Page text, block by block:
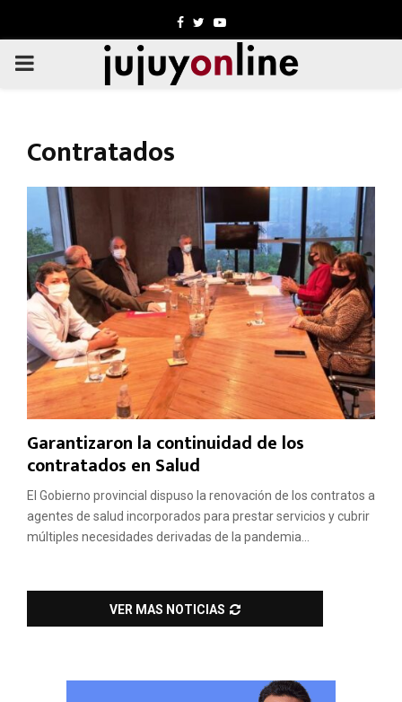
Facebook
TwitterYoutube
PRIMARY
Contratados
Garantizaron la continuidad de los
contratados en Salud
El Gobierno provincial dispuso la renovación de los contratos a
agentes de salud incorporados para prestar servicios y cubrir
múltiples necesidades derivadas de la pandemia...
VER MAS NOTICIAS